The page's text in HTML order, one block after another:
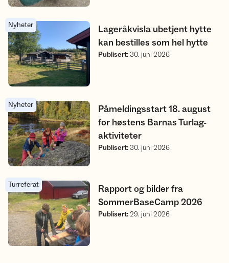
Lageråkvisla ubetjent hytte kan bestilles som hel hytte
Nyheter
Publisert:30. juni 2026
Lageråkvisla ubetjent hytte
kan bestilles som hel hytte
Påmeldingsstart 18. august for høstens Barnas Turlag-
Nyheter
Publisert:30. juni 2026
Påmeldingsstart 18. august
for høstens Barnas Turlag-
aktiviteter
Rapport og bilder fra SommerBaseCamp 2026
Turreferat
Publisert:29. juni 2026
Rapport og bilder fra
SommerBaseCamp 2026